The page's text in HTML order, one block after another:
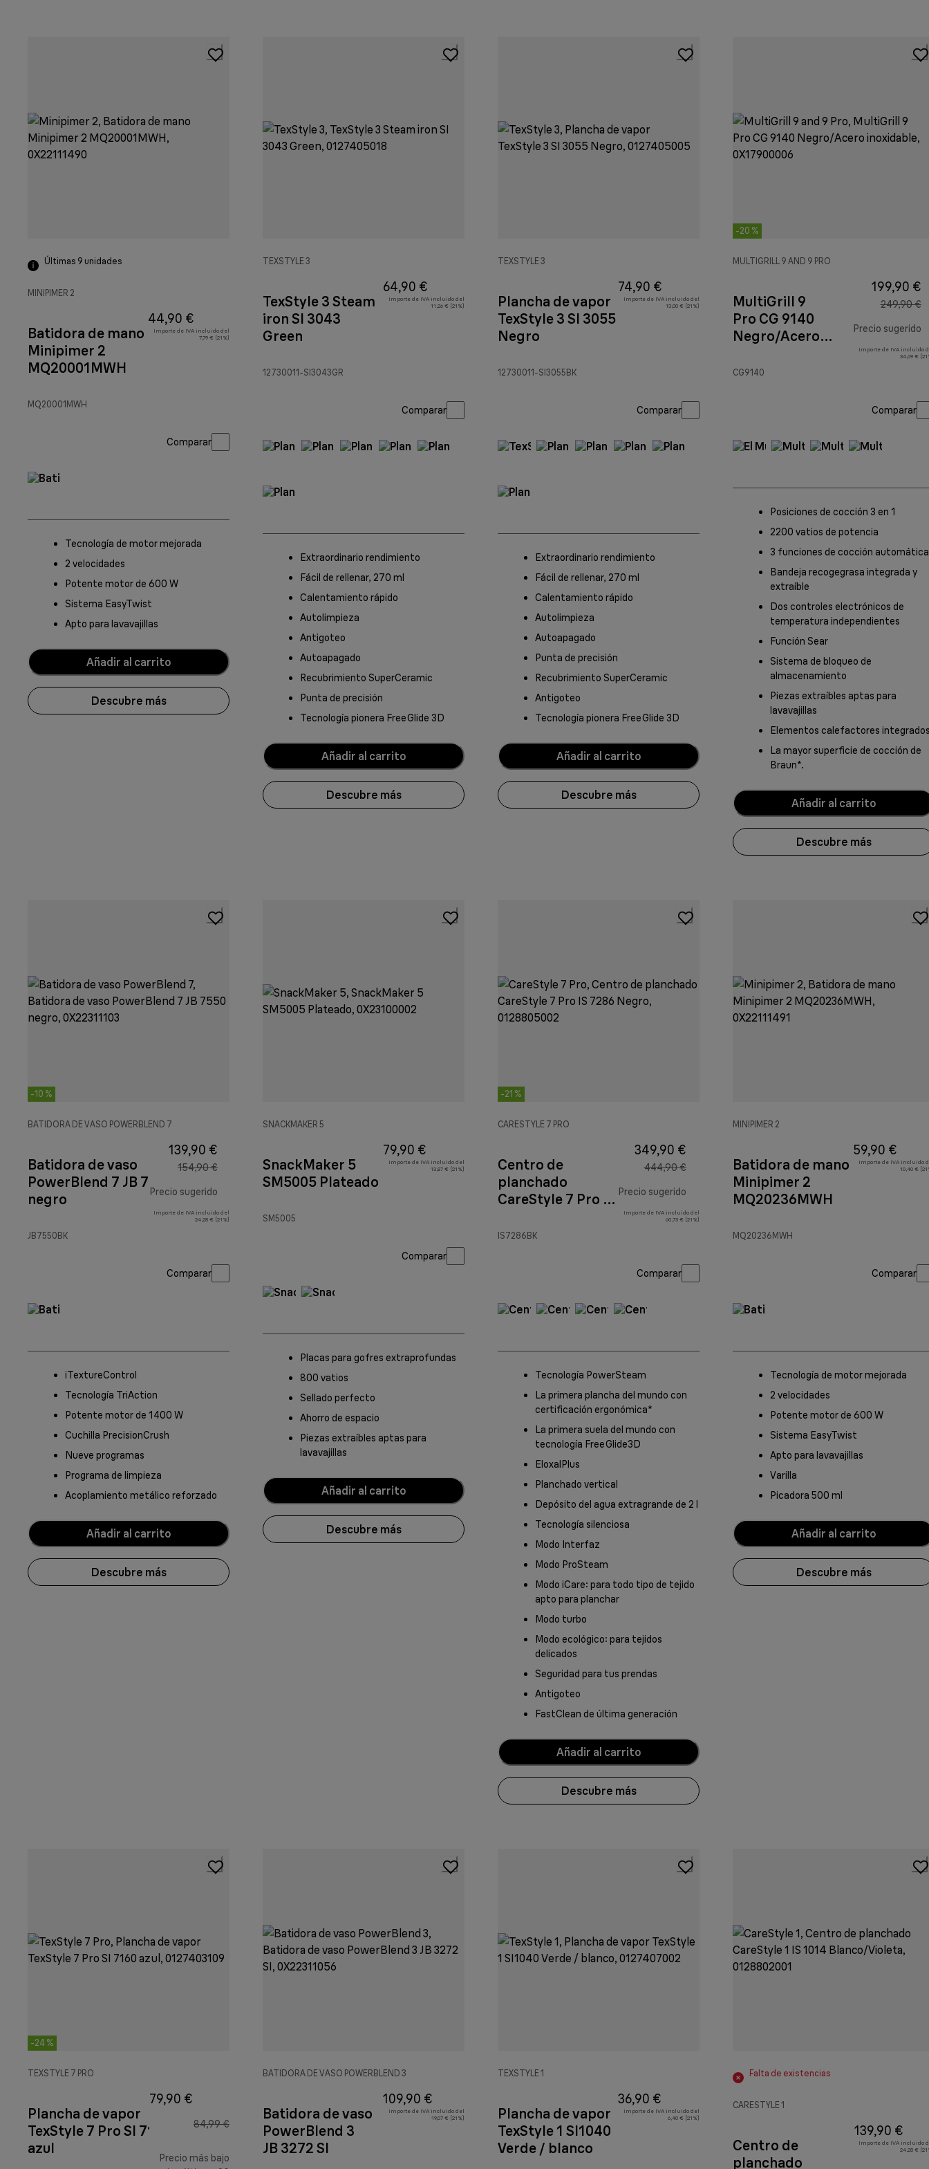
Últimas 9 unidades
MINIPIMER 2
Batidora de mano
Minipimer 2
MQ20001MWH
MQ20001MWH
44,90 €
Importe de IVA incluido del
7,79 € (21%)
Comparar
Tecnología de motor mejorada
2 velocidades
Potente motor de 600 W
Sistema EasyTwist
Apto para lavavajillas
Añadir al carrito
Descubre más
TEXSTYLE 3
TexStyle 3 Steam
iron SI 3043
Green
12730011-SI3043GR
64,90 €
Importe de IVA incluido del
11,26 € (21%)
Comparar
Extraordinario rendimiento
Fácil de rellenar, 270 ml
Calentamiento rápido
Autolimpieza
Antigoteo
Autoapagado
Recubrimiento SuperCeramic
Punta de precisión
Tecnología pionera FreeGlide 3D
Añadir al carrito
Descubre más
TEXSTYLE 3
Plancha de vapor
TexStyle 3 SI 3055
Negro
12730011-SI3055BK
74,90 €
Importe de IVA incluido del
13,00 € (21%)
Comparar
Extraordinario rendimiento
Fácil de rellenar, 270 ml
Calentamiento rápido
Autolimpieza
Autoapagado
Punta de precisión
Recubrimiento SuperCeramic
Antigoteo
Tecnología pionera FreeGlide 3D
Añadir al carrito
Descubre más
-20 %
MULTIGRILL 9 AND 9 PRO
MultiGrill 9
Pro CG 9140
Negro/Acero
CG9140
199,90 €
249,90 €
Precio sugerido
Importe de IVA incluido
34,69 €
Comparar
Posiciones de cocción 3 en 1
2200 vatios de potencia
3 funciones de cocción
Bandeja recogegrasa integrada y
extraíble
Dos controles electrónicos de
temperatura independientes
Función Sear
Sistema de bloqueo de
almacenamiento
Piezas extraíbles aptas para
lavavajillas
Elementos calefactores
La mayor superficie de cocción de
Braun*.
Añadir al carrito
Descubre más
-10 %
BATIDORA DE VASO POWERBLEND 7
Batidora de vaso
PowerBlend 7 JB 7550
negro
JB7550BK
139,90 €
154,90 €
Precio sugerido
precio original 154,90 €
Importe de IVA incluido del
24,28 € (21%)
Comparar
iTextureControl
Tecnología TriAction
Potente motor de 1400 W
Cuchilla PrecisionCrush
Nueve programas
Programa de limpieza
Acoplamiento metálico reforzado
Añadir al carrito
Descubre más
SNACKMAKER 5
SnackMaker 5
SM5005 Plateado
SM5005
79,90 €
Importe de IVA incluido del
13,87 € (21%)
Comparar
Placas para gofres extraprofundas
800 vatios
Sellado perfecto
Ahorro de espacio
Piezas extraíbles aptas para
lavavajillas
Añadir al carrito
Descubre más
-21 %
CARESTYLE 7 PRO
Centro de
planchado
CareStyle 7 Pro IS
IS7286BK
349,90 €
444,90 €
Precio sugerido
precio original 444,90 €
Importe de IVA incluido del
60,73 € (21%)
Comparar
Tecnología PowerSteam
La primera plancha del mundo con
certificación ergonómica*
La primera suela del mundo con
tecnología FreeGlide3D
EloxalPlus
Planchado vertical
Depósito del agua extragrande de 2 l
Tecnología silenciosa
Modo Interfaz
Modo ProSteam
Modo iCare: para todo tipo de tejido
apto para planchar
Modo turbo
Modo ecológico: para tejidos
delicados
Seguridad para tus prendas
Antigoteo
FastClean de última generación
Añadir al carrito
Descubre más
MINIPIMER 2
Batidora de mano
Minipimer 2
MQ20236MWH
MQ20236MWH
59,90 €
Importe de IVA incluido
10,40 €
Comparar
Tecnología de motor mejorada
2 velocidades
Potente motor de 600 W
Sistema EasyTwist
Apto para lavavajillas
Varilla
Picadora 500 ml
Añadir al carrito
Descubre más
-24 %
TEXSTYLE 7 PRO
Plancha de vapor
TexStyle 7 Pro SI 7160
azul
79,90 €
84,99 €
Precio más bajo
BATIDORA DE VASO POWERBLEND 3
Batidora de vaso
PowerBlend 3
JB 3272 SI
109,90 €
Importe de IVA incluido del
19,07 € (21%)
TEXSTYLE 1
Plancha de vapor
TexStyle 1 SI1040
Verde / blanco
36,90 €
Importe de IVA incluido del
6,40 € (21%)
Falta de existencias
CARESTYLE 1
Centro de
planchado
139,90 €
Importe de IVA incluido
24,28 €